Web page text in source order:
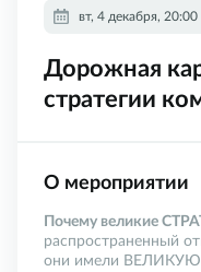
вт, 4 декабря,
Дорожная
стратегии
О мероприятии
Почему великие
распространенный
они имели ВЕЛИКУЮ